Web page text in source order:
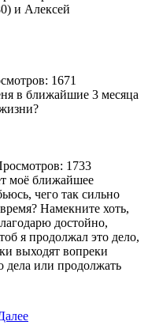
и Алексей
1671
в ближайшие 3 месяца
1733
моё ближайшее
чего так сильно
Намекните хоть,
достойно,
я продолжал это дело,
выходят вопреки
дела или продолжать